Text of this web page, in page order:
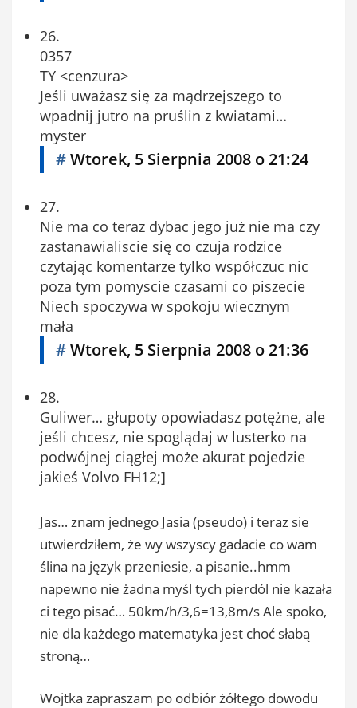
26.
0357
TY <cenzura>
Jeśli uważasz się za mądrzejszego to
wpadnij jutro na pruślin z kwiatami…
myster
#Wtorek, 5 Sierpnia 2008 o 21:24
27.
Nie ma co teraz dybac jego już nie ma czy
zastanawialiscie się co czuja rodzice
czytając komentarze tylko współczuc nic
poza tym pomyscie czasami co piszecie
Niech spoczywa w spokoju wiecznym
mała
#Wtorek, 5 Sierpnia 2008 o 21:36
28.
Guliwer… głupoty opowiadasz potężne, ale
jeśli chcesz, nie spoglądaj w lusterko na
podwójnej ciągłej może akurat pojedzie
jakieś Volvo FH12;]
Jas… znam jednego Jasia (pseudo) i teraz sie
utwierdziłem, że wy wszyscy gadacie co wam
ślina na język przeniesie, a pisanie..hmm
napewno nie żadna myśl tych pierdól nie kazała
ci tego pisać… 50km/h/3,6=13,8m/s Ale spoko,
nie dla każdego matematyka jest choć słabą
stroną…
Wojtka zapraszam po odbiór żółtego dowodu